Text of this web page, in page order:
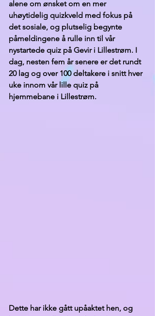
alene om ønsket om en mer
uhøytidelig quizkveld med fokus på
det sosiale, og plutselig begynte
påmeldingene å rulle inn til vår
nystartede quiz på Gevir i Lillestrøm. I
dag, nesten fem år senere er det rundt
20 lag og over 100 deltakere i snitt hver
uke innom vår lille quiz på
hjemmebane i Lillestrøm.
Dette har ikke gått upåaktet hen, og